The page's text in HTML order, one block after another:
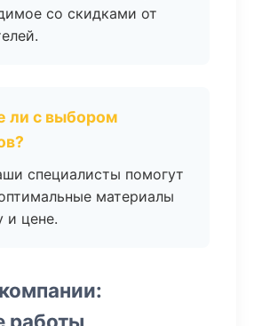
со скидками от
ли с выбором
специалисты помогут
материалы
и цене.
работы